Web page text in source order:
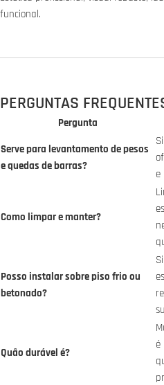
funcional.
PERGUNTAS
Pergunta
Serve para levantamento de pesos
e quedas de barras?
e
Como limpar e manter?
Posso instalar sobre piso frio ou
betonado?
Quão durável é?
é